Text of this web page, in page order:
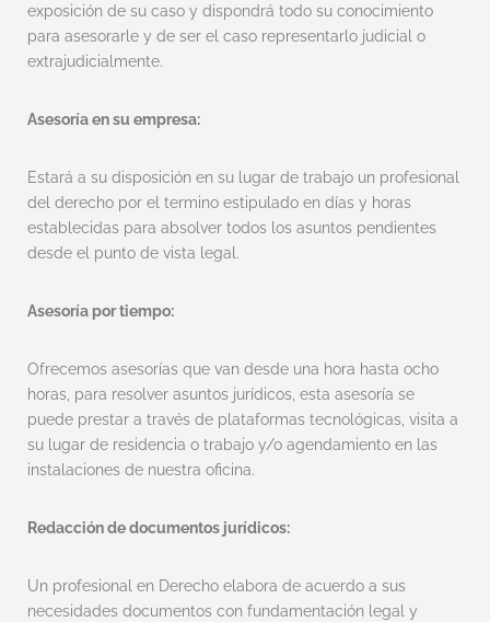
exposición de su caso y dispondrá todo su conocimiento
para asesorarle y de ser el caso representarlo judicial o
extrajudicialmente.
Asesoría en su empresa:
Estará a su disposición en su lugar de trabajo un profesional
del derecho por el termino estipulado en días y horas
establecidas para absolver todos los asuntos pendientes
desde el punto de vista legal.
Asesoría por tiempo:
Ofrecemos asesorías que van desde una hora hasta ocho
horas, para resolver asuntos jurídicos, esta asesoría se
puede prestar a través de plataformas tecnológicas, visita a
su lugar de residencia o trabajo y/o agendamiento en las
instalaciones de nuestra oficina.
Redacción de documentos jurídicos:
Un profesional en Derecho elabora de acuerdo a sus
necesidades documentos con fundamentación legal y